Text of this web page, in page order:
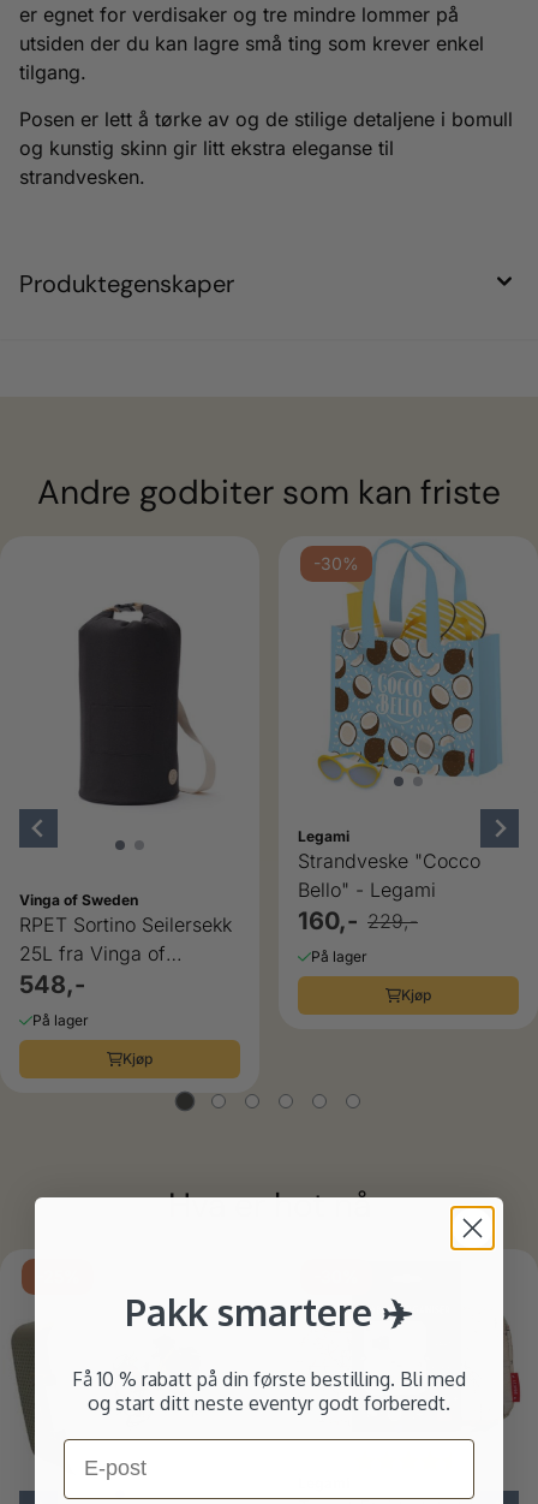
er egnet for verdisaker og tre mindre lommer på
utsiden der du kan lagre små ting som krever enkel
tilgang.
Posen er lett å tørke av og de stilige detaljene i bomull
og kunstig skinn gir litt ekstra eleganse til
strandvesken.
Produktegenskaper
Andre godbiter som kan friste
Vinga of Sweden
RPET Sortino Seilersekk
25L fra Vinga of
Sweden
548,-
På lager
Kjøp
-30%
Legami
Strandveske "Cocco
Bello" - Legami
160,- 229,-
På lager
Kjøp
Hva er hot nå
Pakk smartere ✈️
Få 10 % rabatt på din første bestilling. Bli med
og start ditt neste eventyr godt forberedt.
Email